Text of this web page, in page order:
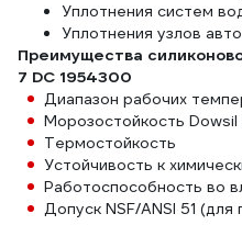
Уплотнения систем
Уплотнения узлов
Преимущества
7 DC 1954300
Диапазон рабочих
Морозостойкость
Термостойкость
Устойчивость к
Работоспособность во
Допуск NSF/ANSI 51